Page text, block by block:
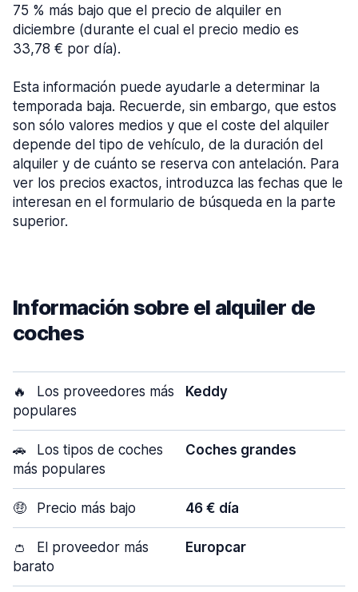
75 % más bajo que el precio de alquiler en
diciembre (durante el cual el precio medio es
33,78 € por día).
Esta información puede ayudarle a determinar la
temporada baja. Recuerde, sin embargo, que estos
son sólo valores medios y que el coste del alquiler
depende del tipo de vehículo, de la duración del
alquiler y de cuánto se reserva con antelación. Para
ver los precios exactos, introduzca las fechas que le
interesan en el formulario de búsqueda en la parte
superior.
Información sobre el alquiler de
coches
🔥
Los proveedores más
populares
Keddy
🚗
Los tipos de coches
más populares
Coches grandes
🤑 Precio más bajo 46 € día
👛
El proveedor más
barato
Europcar